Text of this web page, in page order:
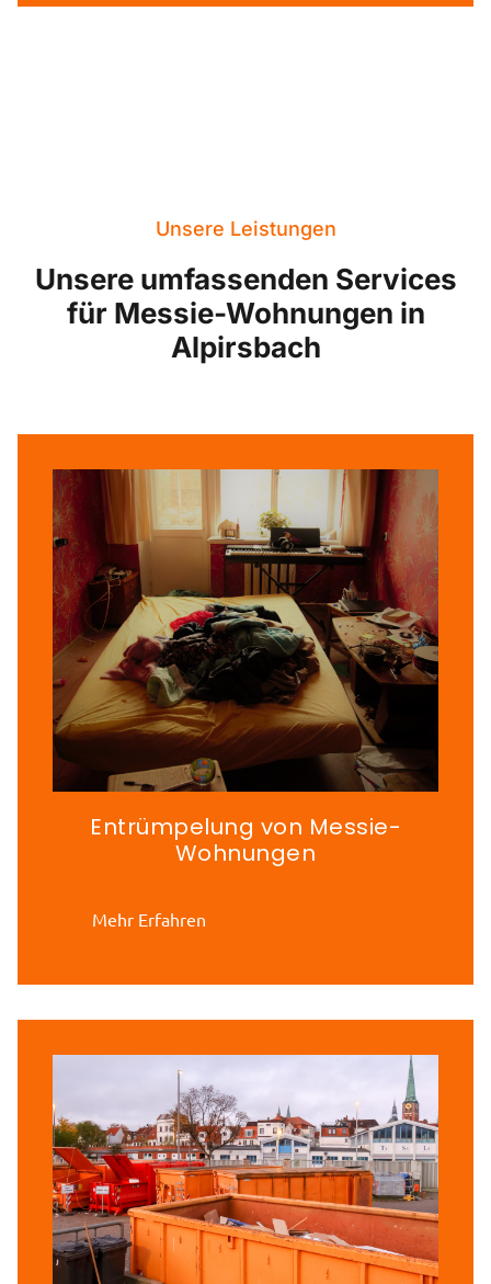
Unsere Leistungen
Unsere umfassenden Services
für Messie-Wohnungen in
Alpirsbach
Entrümpelung von Messie-
Wohnungen
Mehr Erfahren